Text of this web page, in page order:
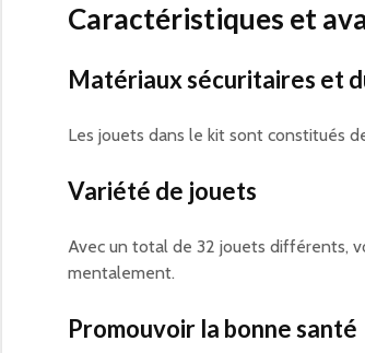
Caractéristiques et
Matériaux sécuritaires et
Les jouets dans le kit sont constitués
Variété de jouets
Avec un total de 32 jouets différents,
mentalement.
Promouvoir la bonne santé